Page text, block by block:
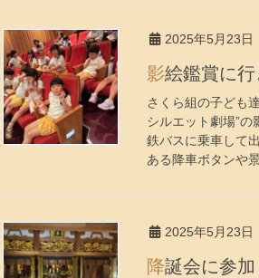
2025年5月23日
影絵鑑賞に
さくら組の子ども
シルエット劇場”
鉄バスに乗車して
ある降車ボタンや
2025年5月23日
降誕会に参